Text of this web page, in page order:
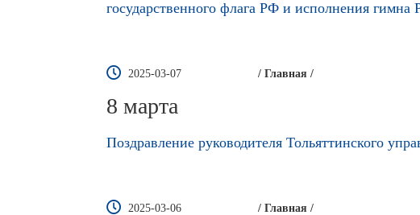
государственного флага РФ и исполнения гимна
2025-03-07 / Главная /
8 марта
Поздравление руководителя Тольяттинского
2025-03-06 / Главная /